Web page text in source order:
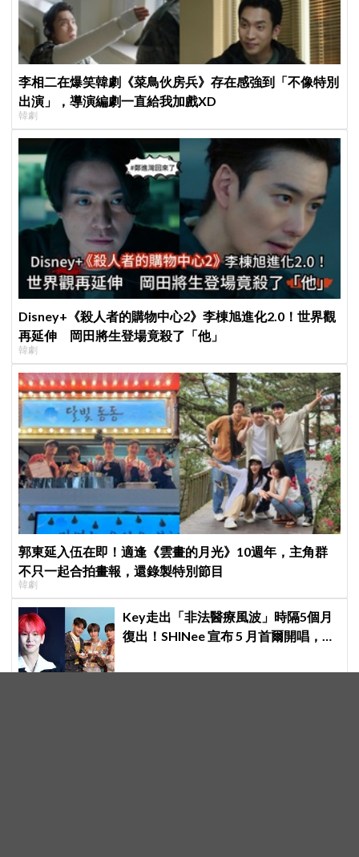
李相二在爆笑韓劇《菜鳥伙房兵》存在感強到「不像特別
出演」，導演編劇一直給我加戲XD
韓劇
Disney+《殺人者的購物中心2》李棟旭進化2.0！世界觀
再延伸 岡田將生登場竟殺了「他」
韓劇
郭東延入伍在即！適逢《雲畫的月光》10週年，主角群
不只一起合拍畫報，還錄製特別節目
韓劇
Key走出「非法醫療風波」時隔5個月
復出！SHINee 宣布 5 月首爾開唱，
出發